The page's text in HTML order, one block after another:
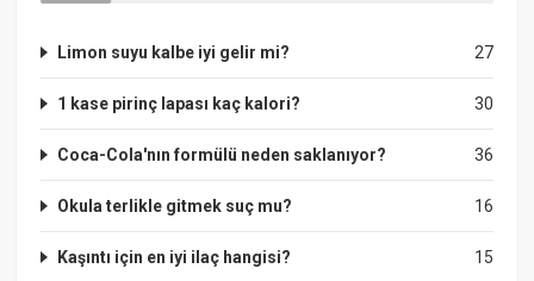
27
Limon suyu kalbe iyi gelir mi?
30
1 kase pirinç lapası kaç kalori?
36
Coca-Cola'nın formülü neden saklanıyor?
16
Okula terlikle gitmek suç mu?
15
Kaşıntı için en iyi ilaç hangisi?